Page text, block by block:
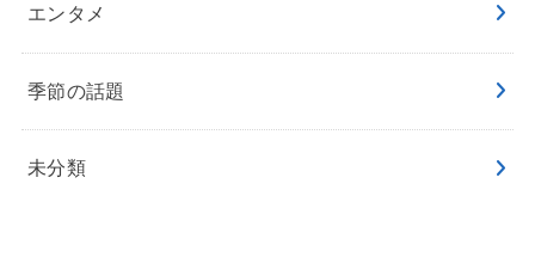
エンタメ
季節の話題
未分類